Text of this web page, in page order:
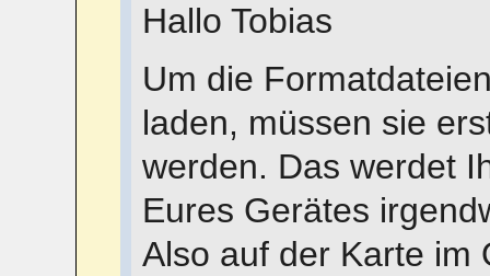
Hallo Tobias
Um die
laden, müssen sie
werden. Das werdet
Eures Gerätes
Also auf der Karte im